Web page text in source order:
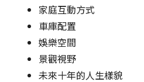
家庭互動方式
車庫配置
娛樂空間
景觀視野
未來十年的人生樣貌